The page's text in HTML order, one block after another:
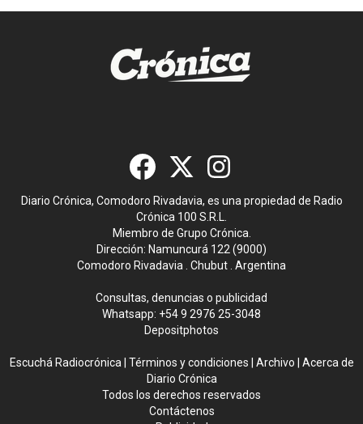
Diario Crónica, Comodoro Rivadavia, es una propiedad de Radio
Crónica 100 S.R.L.
Miembro de Grupo Crónica.
Dirección: Namuncurá 122 (9000)
Comodoro Rivadavia . Chubut . Argentina
Consultas, denuncias o publicidad
Whatsapp: +54 9 2976 25-3048
Depositphotos
Escuchá Radiocrónica Términos y condiciones Archivo
Acerca de
Diario Crónica
Todos los derechos reservados
Contáctenos